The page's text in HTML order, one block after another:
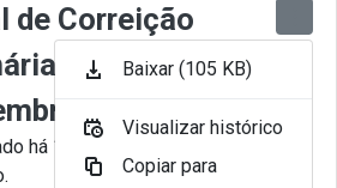
de Correição
nº 009-2023
há 11 Meses por Juliana
Baixar (105 KB)
Visualizar histórico
Copiar para